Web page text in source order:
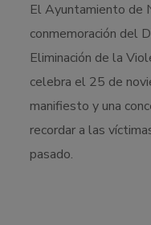
El Ayuntamiento de
conmemoración del
Eliminación de la
celebra el 25 de
manifiesto y una
recordar a las
pasado.